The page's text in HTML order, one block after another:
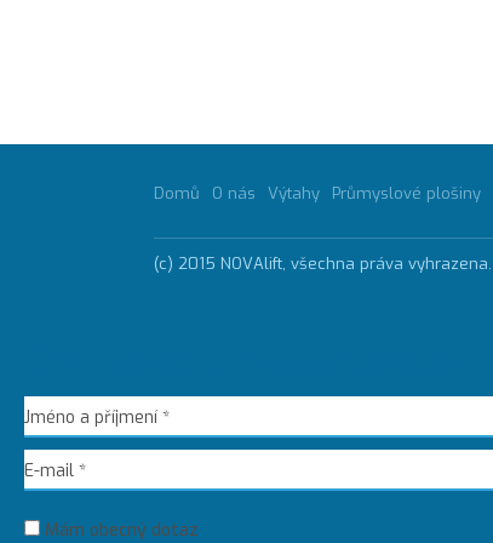
Domů O nás Výtahy Průmyslové plošiny
(c) 2015 NOVAlift, všechna práva vyhrazena.
Mám obecný dotaz